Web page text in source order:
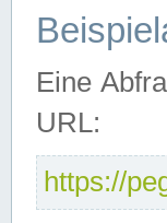
Eine
URL:
https://